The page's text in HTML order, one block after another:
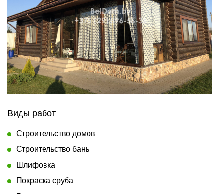
Виды работ
Строительство домов
Строительство бань
Шлифовка
Покраска сруба